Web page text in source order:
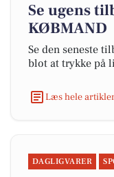
Se ugens
KØBMAND
Se den seneste
blot at trykke på
Læs hele
DAGLIGVARER